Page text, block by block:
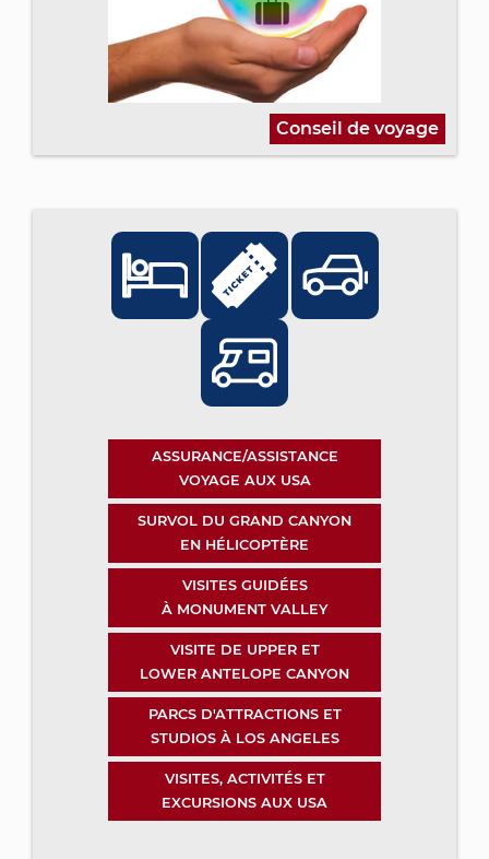
Conseil de voyage
ASSURANCE/ASSISTANCE
VOYAGE AUX USA
SURVOL DU GRAND CANYON
EN HÉLICOPTÈRE
VISITES GUIDÉES
À MONUMENT VALLEY
VISITE DE UPPER ET
LOWER ANTELOPE CANYON
PARCS D'ATTRACTIONS ET
STUDIOS À LOS ANGELES
VISITES, ACTIVITÉS ET
EXCURSIONS AUX USA